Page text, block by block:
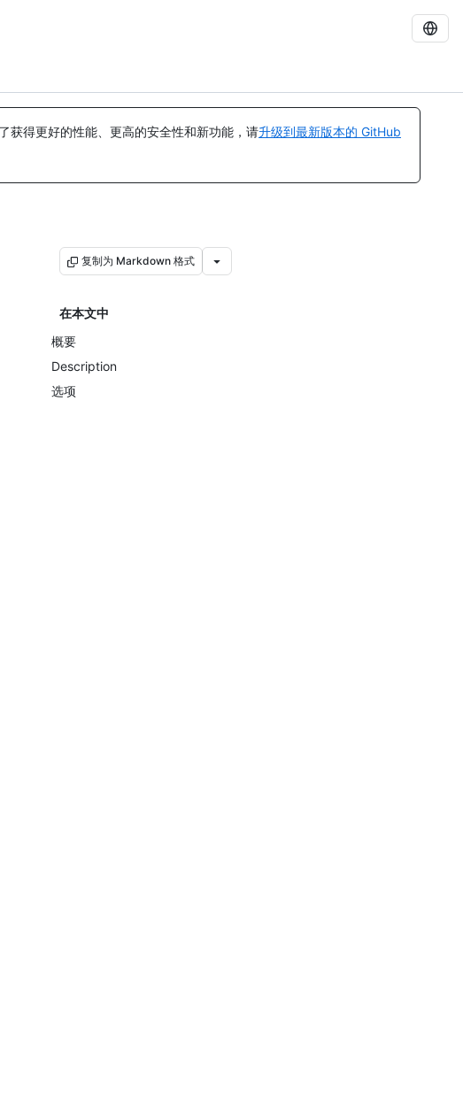
获得更好的性能、更高的安全性和新功能，请升级到最新版本的 GitHub
复制为 Markdown 格式
在本文中
概要
Description
选项